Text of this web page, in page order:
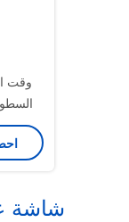
شاشة